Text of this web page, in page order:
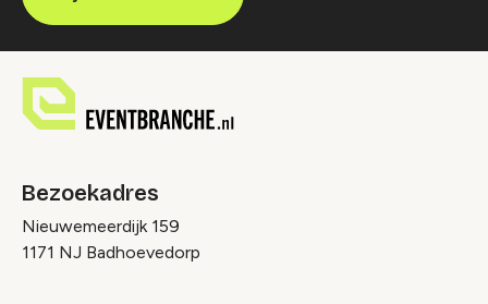
Bezoekadres
Nieuwemeerdijk 159
1171 NJ Badhoevedorp